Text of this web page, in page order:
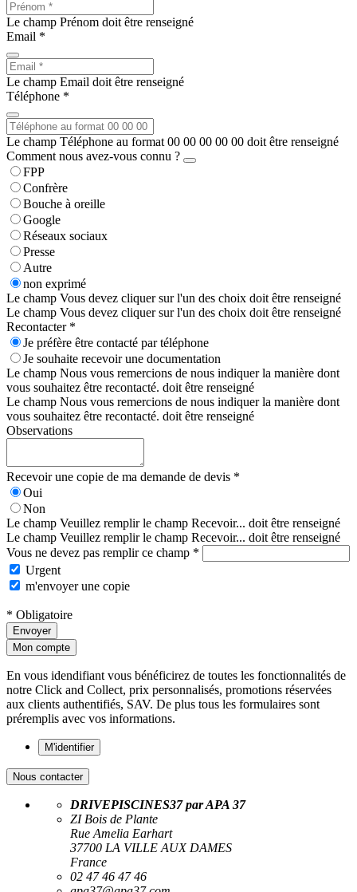
Le champ Prénom doit être renseigné
Email *
Le champ Email doit être renseigné
Téléphone *
Le champ Téléphone au format 00 00 00 00 00 doit être renseigné
Comment nous avez-vous connu ?
FPP
Confrère
Bouche à oreille
Google
Réseaux sociaux
Presse
Autre
non exprimé
Le champ Vous devez cliquer sur l'un des choix doit être renseigné
Le champ Vous devez cliquer sur l'un des choix doit être renseigné
Recontacter *
Je préfère être contacté par téléphone
Je souhaite recevoir une documentation
Le champ Nous vous remercions de nous indiquer la manière dont
vous souhaitez être recontacté. doit être renseigné
Le champ Nous vous remercions de nous indiquer la manière dont
vous souhaitez être recontacté. doit être renseigné
Observations
Recevoir une copie de ma demande de devis *
Oui
Non
Le champ Veuillez remplir le champ Recevoir... doit être renseigné
Le champ Veuillez remplir le champ Recevoir... doit être renseigné
Vous ne devez pas remplir ce champ *
Urgent
m'envoyer une copie
* Obligatoire
Envoyer
Mon compte
En vous idendifiant vous bénéficirez de toutes les fonctionnalités de
notre Click and Collect, prix personnalisés, promotions réservées
aux clients authentifiés, SAV. De plus tous les formulaires sont
préremplis avec vos informations.
M'identifier
Nous contacter
DRIVEPISCINES37 par APA 37
ZI Bois de Plante
Rue Amelia Earhart
37700 LA VILLE AUX DAMES
France
02 47 46 47 46